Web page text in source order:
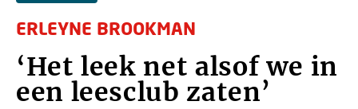
ERLEYNE BROOKMAN
‘Het leek net alsof we in
een leesclub zaten’